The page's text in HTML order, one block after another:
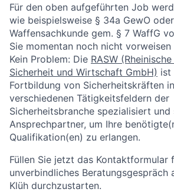
Für den oben aufgeführten Job
wie beispielsweise § 34a GewO oder
Waffensachkunde gem. § 7 WaffG
Sie momentan noch nicht vorweisen
Kein Problem: Die RASW
Sicherheit und Wirtschaft GmbH) ist
Fortbildung von Sicherheitskräften
verschiedenen Tätigkeitsfeldern der
Sicherheitsbranche spezialisiert
Ansprechpartner, um Ihre
Qualifikation(en) zu erlangen.
Füllen Sie jetzt das Kontaktformular
unverbindliches Beratungsgespräch
Klüh durchzustarten.